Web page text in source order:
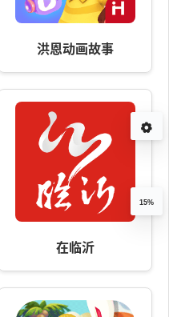
洪恩动画故事
在临沂
15%